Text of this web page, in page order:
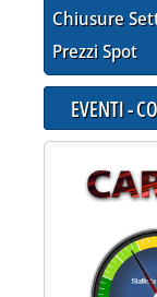
rilevati
Chiusure
Prezzi Spot
EVENTI -